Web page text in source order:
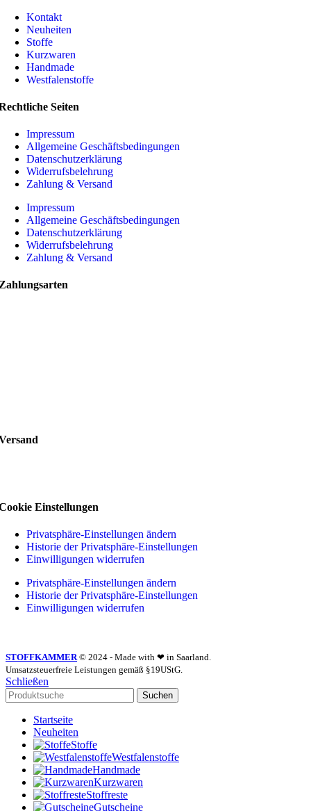
Kontakt
Neuheiten
Stoffe
Kurzwaren
Handmade
Westfalenstoffe
Seiten
Impressum
Allgemeine Geschäftsbedingungen
Datenschutzerklärung
Widerrufsbelehrung
Zahlung & Versand
Impressum
Allgemeine Geschäftsbedingungen
Datenschutzerklärung
Widerrufsbelehrung
Zahlung & Versand
Einstellungen
Privatsphäre-Einstellungen ändern
Historie der Privatsphäre-Einstellungen
Einwilligungen widerrufen
Privatsphäre-Einstellungen ändern
Historie der Privatsphäre-Einstellungen
Einwilligungen widerrufen
STOFFKAMMER © 2024 - Made with ❤ in Saarland.
Umsatzsteuerfreie Leistungen gemäß §19UStG.
Schließen
Suchen
Startseite
Neuheiten
Stoffe
Westfalenstoffe
Handmade
Kurzwaren
Stoffreste
Gutscheine